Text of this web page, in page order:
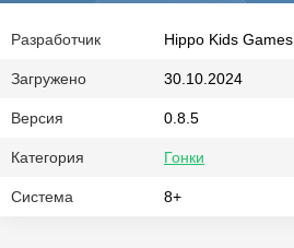
Разработчик Hippo Kids Games
Загружено 30.10.2024
Версия 0.8.5
Категория Гонки
Система 8+